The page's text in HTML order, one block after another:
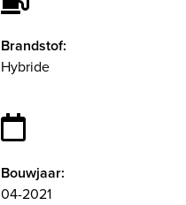
Brandstof:
Hybride
Bouwjaar:
04-2021